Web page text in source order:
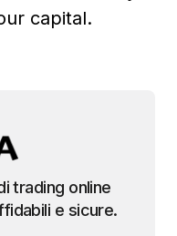
capital.
trading online
e sicure.